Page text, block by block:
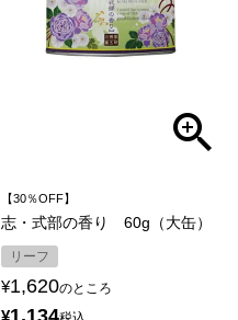
【30％OFF】
志・式部の香り 60g（大缶）
リーフ
¥1,620のところ
¥1,134